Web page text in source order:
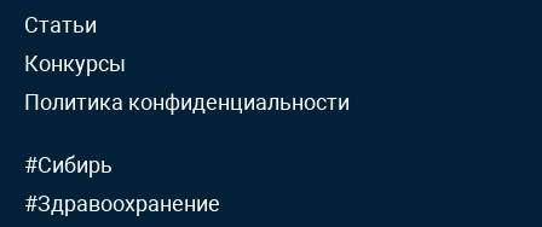
Статьи
Конкурсы
Политика конфиденциальности
#Сибирь
#Здравоохранение